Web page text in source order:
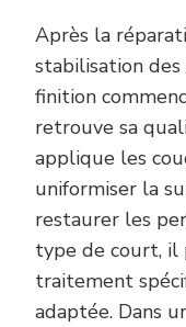
Après la
stabilisation des
finition
retrouve sa
applique les
uniformiser la
restaurer les
type de court, il
traitement
adaptée. Dans